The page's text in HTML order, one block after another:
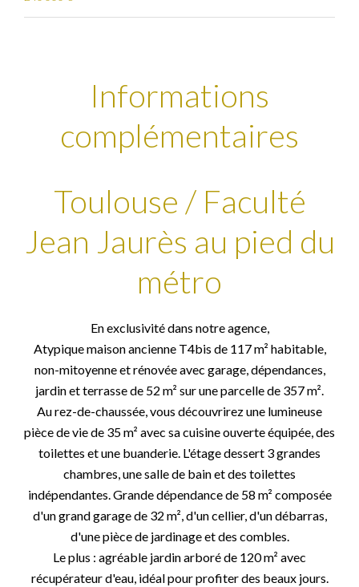
Informations
complémentaires
Toulouse / Faculté
Jean Jaurès au pied du
métro
En exclusivité dans notre agence,
Atypique maison ancienne T4bis de 117 m² habitable,
non-mitoyenne et rénovée avec garage, dépendances,
jardin et terrasse de 52 m² sur une parcelle de 357 m².
Au rez-de-chaussée, vous découvrirez une lumineuse
pièce de vie de 35 m² avec sa cuisine ouverte équipée, des
toilettes et une buanderie. L'étage dessert 3 grandes
chambres, une salle de bain et des toilettes
indépendantes. Grande dépendance de 58 m² composée
d'un grand garage de 32 m², d'un cellier, d'un débarras,
d'une pièce de jardinage et des combles.
Le plus : agréable jardin arboré de 120 m² avec
récupérateur d'eau, idéal pour profiter des beaux jours.